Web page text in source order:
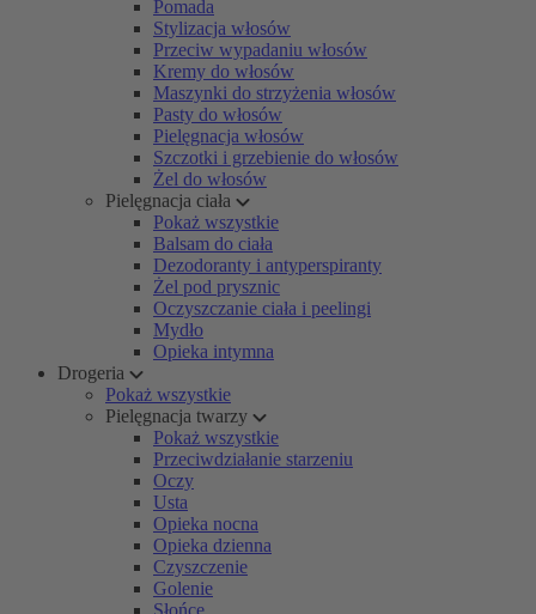
Pomada
Stylizacja włosów
Przeciw wypadaniu włosów
Kremy do włosów
Maszynki do strzyżenia włosów
Pasty do włosów
Pielęgnacja włosów
Szczotki i grzebienie do włosów
Żel do włosów
Pielęgnacja ciała
Pokaż wszystkie
Balsam do ciała
Dezodoranty i antyperspiranty
Żel pod prysznic
Oczyszczanie ciała i peelingi
Mydło
Opieka intymna
Drogeria
Pokaż wszystkie
Pielęgnacja twarzy
Pokaż wszystkie
Przeciwdziałanie starzeniu
Oczy
Usta
Opieka nocna
Opieka dzienna
Czyszczenie
Golenie
Słońce